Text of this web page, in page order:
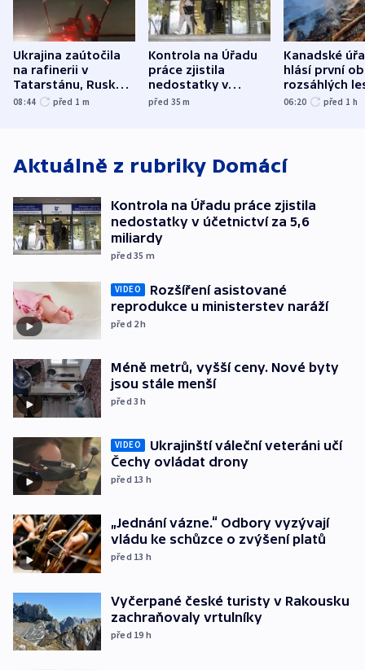
Ukrajina zaútočila
na rafinerii v
Tatarstánu, Rusko
udeřilo na Sumy a
08:44 před 1 m
Kontrola na Úřadu
práce zjistila
nedostatky v
účetnictví za 5,6
před 35m
Kanadské
hlásí první
rozsáhlých
požárů
06:20 před 1 h
Aktuálně z rubriky Domácí
Kontrola na Úřadu práce zjistila
nedostatky v účetnictví za 5,6
miliardy
před 35 m
VIDEO
Rozšíření asistované
reprodukce u ministerstev naráží
před 2h
Méně metrů, vyšší ceny. Nové byty
jsou stále menší
před 3h
VIDEO
Ukrajinští váleční veteráni učí
Čechy ovládat drony
před 13 h
„Jednání vázne.“ Odbory vyzývají
vládu ke schůzce o zvýšení platů
před 13 h
Vyčerpané české turisty v Rakousku
zachraňovaly vrtulníky
před 19 h